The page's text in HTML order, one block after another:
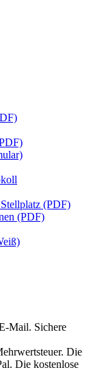
(PDF)
(PDF)
Mail. Sichere
Die
Die kostenlose